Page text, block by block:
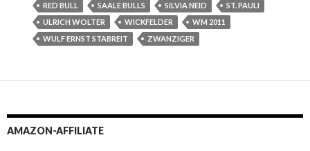
RED BULL
SAALE BULLS SILVIA NEID
ST. PAULI
ULRICH WOLTER
WICKFELDER
WM 2011
WULF ERNST STABREIT
ZWANZIGER
AMAZON-AFFILIATE